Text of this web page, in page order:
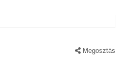
Megosztás